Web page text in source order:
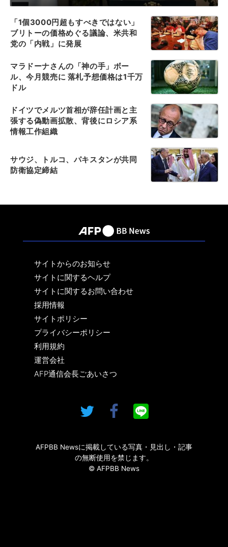
「1個3000円超もすべきではない」
ブリトーの価格めぐる議論、米共和
党の「内戦」に発展
マラドーナさんの「神の手」ボー
ル、今月競売に 落札予想価格は1千万
ドル
ドイツでメルツ首相が辞任計画と主
張する偽動画拡散、背後にロシア系
情報工作組織
サウジ、トルコ、パキスタンが共同
防衛協定締結
サイトからのお知らせ
サイトに関するヘルプ
サイトに関するお問い合わせ
採用情報
サイトポリシー
プライバシーポリシー
利用規約
運営会社
AFP通信会長ごあいさつ
AFPBB Newsに掲載している写真・見出し・記事
の無断使用を禁じます。
© AFPBB News